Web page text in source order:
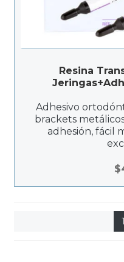
Resina
Adhesivo
brackets
adhesión, fácil
$
1